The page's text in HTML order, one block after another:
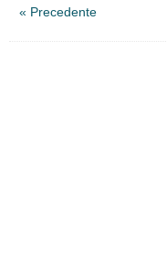
« Precedente